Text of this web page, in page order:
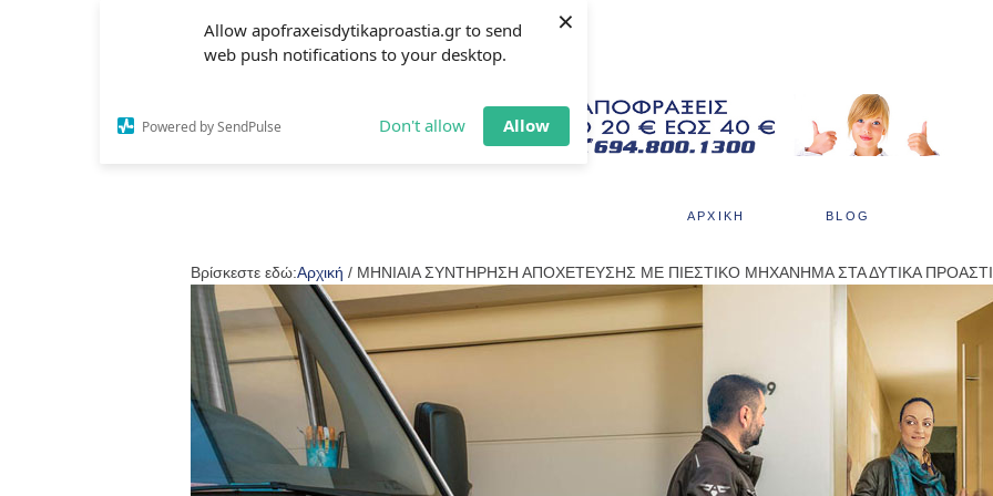
Allow apofraxeisdytikaproastia.gr to send
web push notifications to your desktop.
Powered by SendPulse Don't allow Allow
×
ΑΡΧΙΚΗ BLOG
Βρίσκεστε εδώ:Αρχική / ΜΗΝΙΑΙΑ ΣΥΝΤΗΡΗΣΗ ΑΠΟΧΕΤΕΥΣΗΣ ΜΕ ΠΙΕΣΤΙΚΟ ΜΗΧΑΝΗΜΑ ΣΤΑ ΔΥΤΙΚΑ